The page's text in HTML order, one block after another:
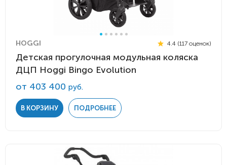
HOGGI 4.4 (117 оценок)
Детская прогулочная модульная коляска
ДЦП Hoggi Bingo Evolution
от 403 400 руб.
В КОРЗИНУ ПОДРОБНЕЕ